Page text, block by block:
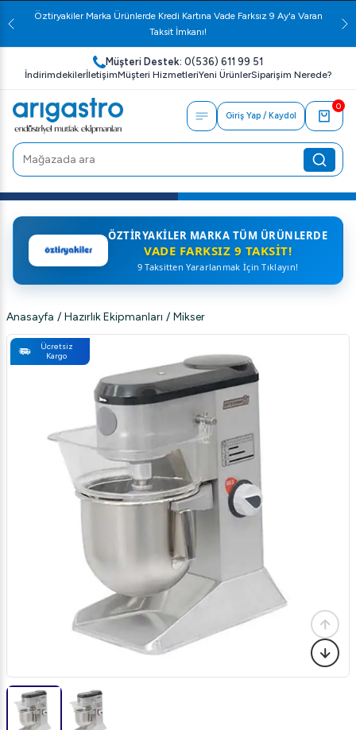
Öztiryakiler Marka Ürünlerde Kredi Kartına Vade Farksız 9 Ay'a Varan
Taksit İmkanı!
Müşteri Destek: 0(536) 611 99 51
İndirimdekilerİletişimMüşteri HizmetleriYeni ÜrünlerSiparişim Nerede?
Giriş Yap / Kaydol
0
ÖZTIRYAKILER MARKA TÜM ÜRÜNLERDE
VADE FARKSIZ 9 TAKSIT!
9 Taksitten Yararlanmak İçin Tıklayın!
Anasayfa / Hazırlık Ekipmanları / Mikser
Ücretsiz
Kargo